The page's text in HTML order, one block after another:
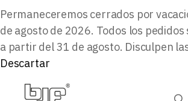
Permaneceremos cerrados por
de agosto de 2026. Todos los
a partir del 31 de agosto. Disculpen
Descartar